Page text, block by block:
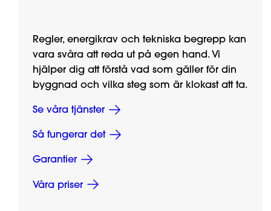
Regler, energikrav och tekniska begrepp kan
vara svåra att reda ut på egen hand. Vi
hjälper dig att förstå vad som gäller för din
byggnad och vilka steg som är klokast att ta.
Se våra tjänster
Så fungerar det
Garantier
Våra priser